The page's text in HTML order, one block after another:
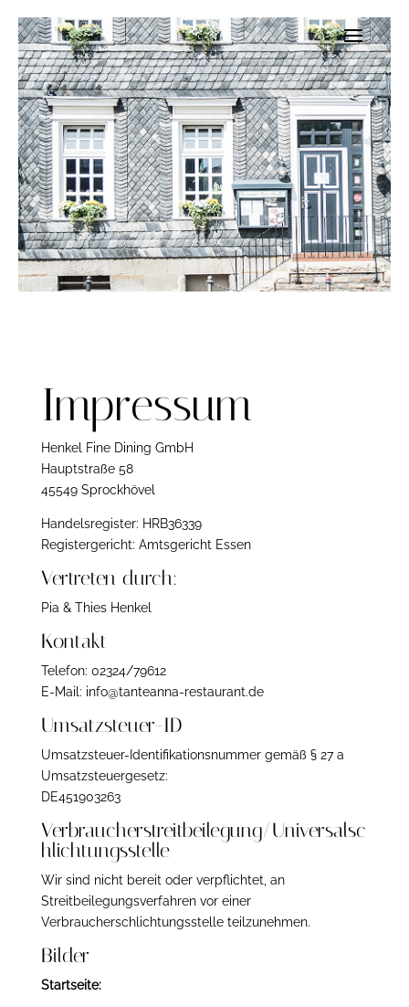
Impressum
Henkel Fine Dining GmbH
Hauptstraße 58
45549 Sprockhövel
Handelsregister: HRB36339
Registergericht: Amtsgericht Essen
Vertreten durch:
Pia & Thies Henkel
Kontakt
Telefon: 02324/79612
E-Mail: info@tanteanna-restaurant.de
Umsatzsteuer-ID
Umsatzsteuer-Identifikationsnummer gemäß § 27 a
Umsatzsteuergesetz:
DE451903263
Verbraucherstreitbeilegung/Universalsc
hlichtungsstelle
Wir sind nicht bereit oder verpflichtet, an
Streitbeilegungsverfahren vor einer
Verbraucherschlichtungsstelle teilzunehmen.
Bilder
Startseite: